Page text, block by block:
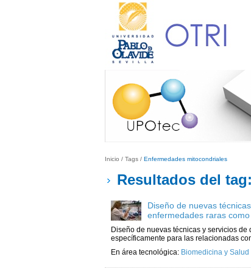
Inicio / Tags / Enfermedades mitocondriales
Resultados del
Diseño de nuevas
enfermedades raras
Diseño de nuevas técnicas y servicios
específicamente para las relacionadas
En área tecnológica: Biomedicina y